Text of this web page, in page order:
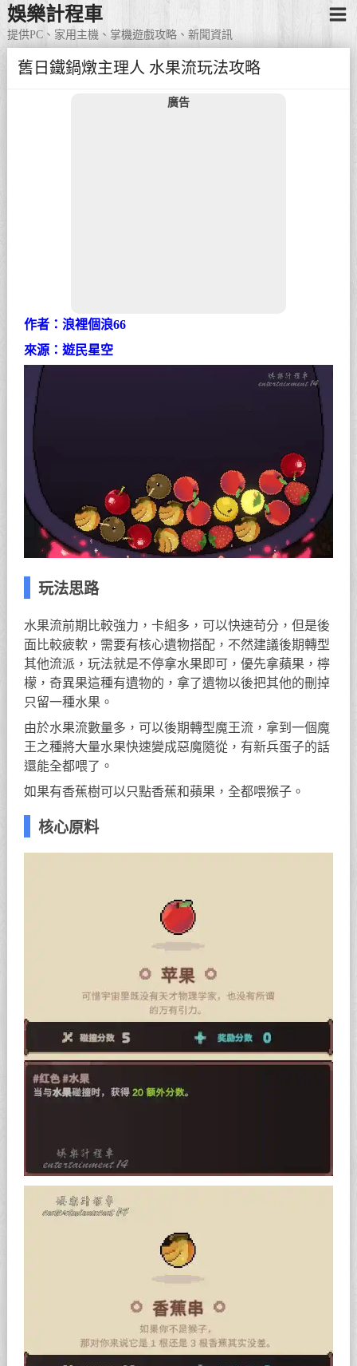
娛樂計程車
提供PC、家用主機、掌機遊戲攻略、新聞資訊
舊日鐵鍋燉主理人 水果流玩法攻略
廣告
作者：浪裡個浪66
來源：遊民星空
玩法思路
水果流前期比較強力，卡組多，可以快速苟分，但是後
面比較疲軟，需要有核心遺物搭配，不然建議後期轉型
其他流派，玩法就是不停拿水果即可，優先拿蘋果，檸
檬，奇異果這種有遺物的，拿了遺物以後把其他的刪掉
只留一種水果。
由於水果流數量多，可以後期轉型魔王流，拿到一個魔
王之種將大量水果快速變成惡魔隨從，有新兵蛋子的話
還能全都喂了。
如果有香蕉樹可以只點香蕉和蘋果，全都喂猴子。
核心原料